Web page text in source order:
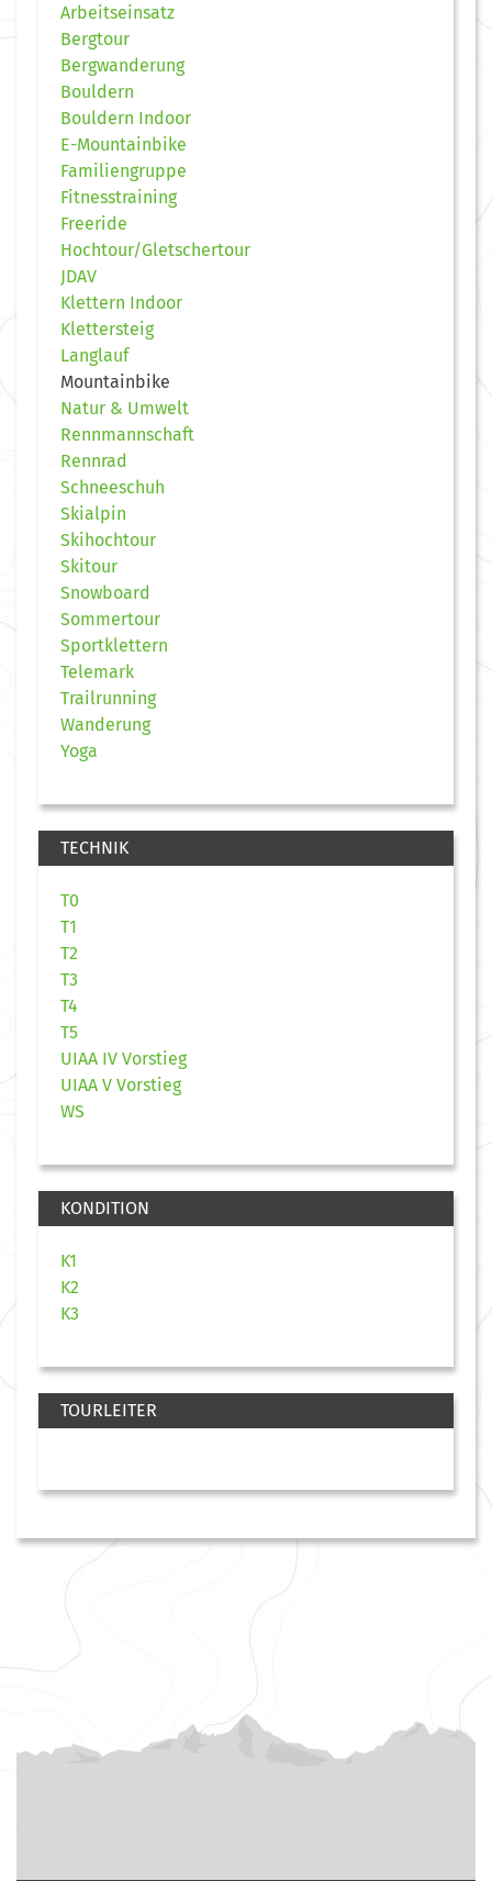
Arbeitseinsatz
Bergtour
Bergwanderung
Bouldern
Bouldern Indoor
E-Mountainbike
Familiengruppe
Fitnesstraining
Freeride
Hochtour/Gletschertour
JDAV
Klettern Indoor
Klettersteig
Langlauf
Mountainbike
Natur & Umwelt
Rennmannschaft
Rennrad
Schneeschuh
Skialpin
Skihochtour
Skitour
Snowboard
Sommertour
Sportklettern
Telemark
Trailrunning
Wanderung
Yoga
TECHNIK
T0
T1
T2
T3
T4
T5
UIAA IV Vorstieg
UIAA V Vorstieg
WS
KONDITION
K1
K2
K3
TOURLEITER